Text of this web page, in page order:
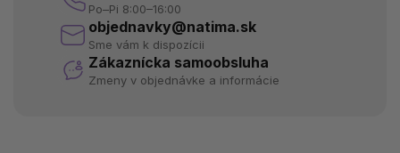
Po–Pi 8:00–16:00
objednavky@natima.sk
Sme vám k dispozícii
Zákaznícka samoobsluha
Zmeny v objednávke a informácie